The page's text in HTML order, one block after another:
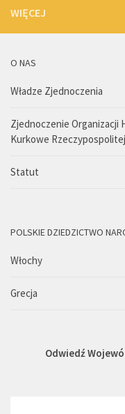
WIĘCEJ
O NAS
Władze Zjednoczenia
Zjednoczenie
Kurkowe
Statut
POLSKIE DZIEDZICTWO
Włochy
Grecja
Odwiedź